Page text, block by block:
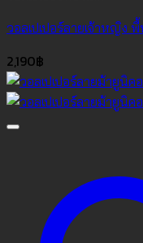
วอลเปเปอร์ลายเจ้าหญิง
2,190฿